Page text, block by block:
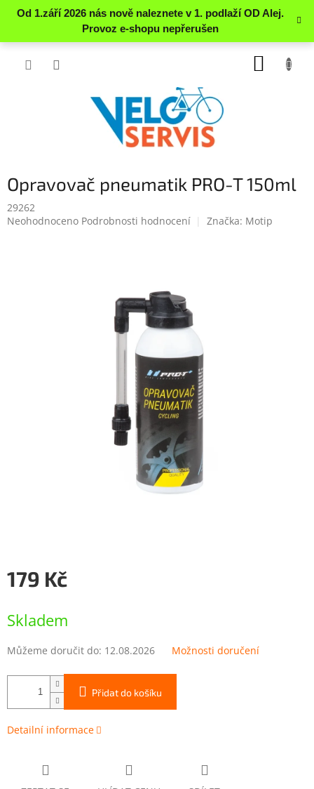
Přejít
Opravovač pneumatik PRO-T 150ml
29262
Průměrné
Neohodnoceno Podrobnosti hodnocení Značka: Motip
179 Kč
cena:
Skladem
Můžeme doručit do: 12.08.2026 Možnosti doručení
Přidat do košíku
Detailní informace